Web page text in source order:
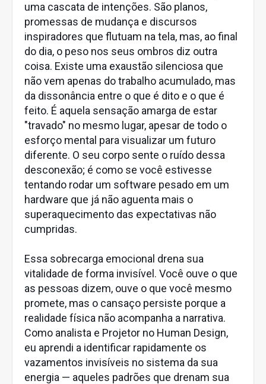
uma cascata de intenções. São planos,
promessas de mudança e discursos
inspiradores que flutuam na tela, mas, ao final
do dia, o peso nos seus ombros diz outra
coisa. Existe uma exaustão silenciosa que
não vem apenas do trabalho acumulado, mas
da dissonância entre o que é dito e o que é
feito. É aquela sensação amarga de estar
"travado" no mesmo lugar, apesar de todo o
esforço mental para visualizar um futuro
diferente. O seu corpo sente o ruído dessa
desconexão; é como se você estivesse
tentando rodar um software pesado em um
hardware que já não aguenta mais o
superaquecimento das expectativas não
cumpridas.
Essa sobrecarga emocional drena sua
vitalidade de forma invisível. Você ouve o que
as pessoas dizem, ouve o que você mesmo
promete, mas o cansaço persiste porque a
realidade física não acompanha a narrativa.
Como analista e Projetor no Human Design,
eu aprendi a identificar rapidamente os
vazamentos invisíveis no sistema da sua
energia — aqueles padrões que drenam sua